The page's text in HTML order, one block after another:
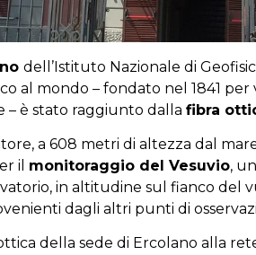
dell’Istituto Nazionale di
al mondo – fondato nel 1841
– è stato raggiunto dallafibra
a 608 metri di altezza dal
il monitoraggio del Vesuvio,
in altitudine sul fianco del
dagli altri punti di
della sede di Ercolano alla